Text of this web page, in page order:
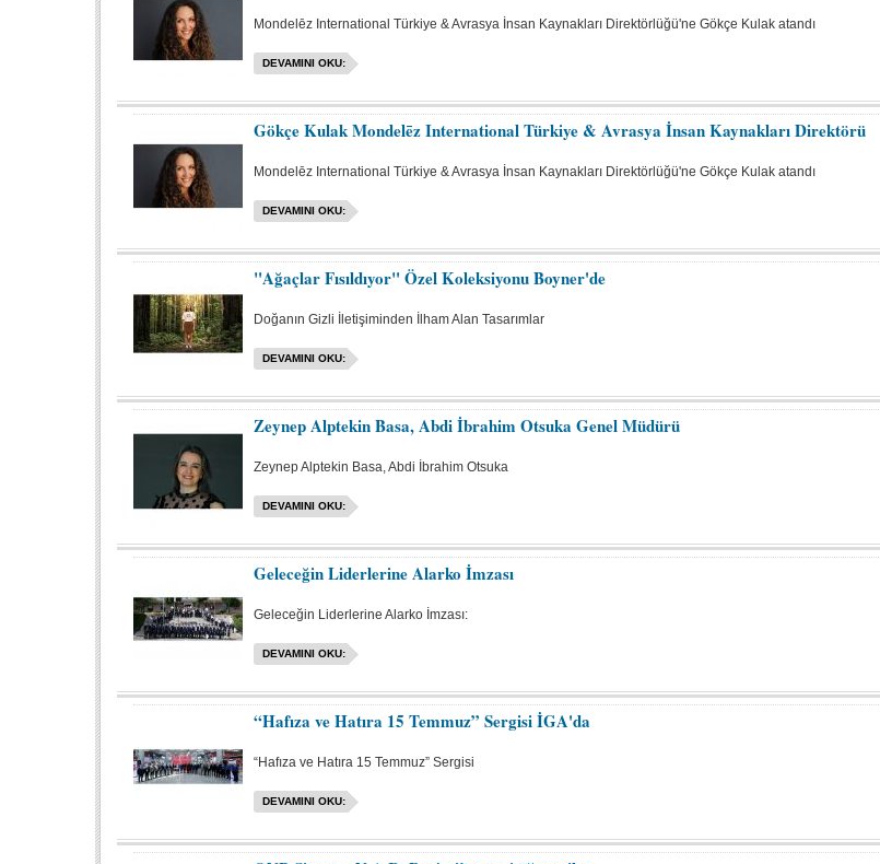
Mondelēz International Türkiye & Avrasya İnsan Kaynakları Direktörlüğü'ne Gökçe Kulak atandı
DEVAMINI OKU:
Gökçe Kulak Mondelēz International Türkiye & Avrasya İnsan Kaynakları Direktörü
Mondelēz International Türkiye & Avrasya İnsan Kaynakları Direktörlüğü'ne Gökçe Kulak atandı
DEVAMINI OKU:
"Ağaçlar Fısıldıyor" Özel Koleksiyonu Boyner'de
Doğanın Gizli İletişiminden İlham Alan Tasarımlar
DEVAMINI OKU:
Zeynep Alptekin Basa, Abdi İbrahim Otsuka Genel Müdürü
Zeynep Alptekin Basa, Abdi İbrahim Otsuka
DEVAMINI OKU:
Geleceğin Liderlerine Alarko İmzası
Geleceğin Liderlerine Alarko İmzası:
DEVAMINI OKU:
“Hafıza ve Hatıra 15 Temmuz” Sergisi İGA'da
“Hafıza ve Hatıra 15 Temmuz” Sergisi
DEVAMINI OKU: